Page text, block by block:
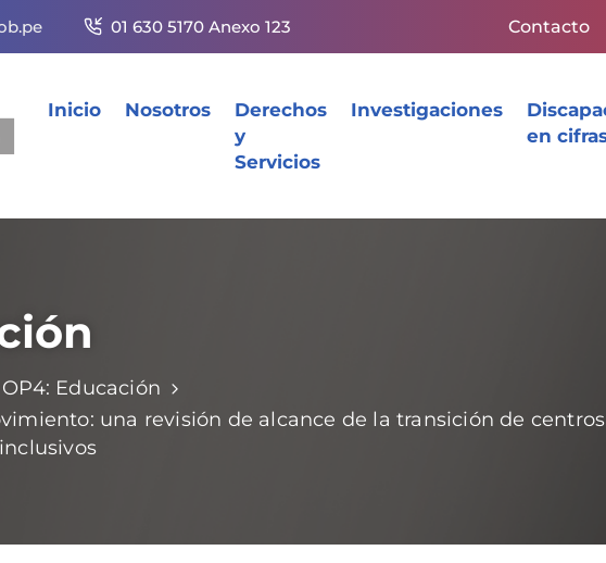
01 630 5170 Anexo 123 Contacto
Inicio Nosotros
Derechos
y
Servicios
Investigaciones
en
OP4: Educación
una revisión de alcance de la transición de centros